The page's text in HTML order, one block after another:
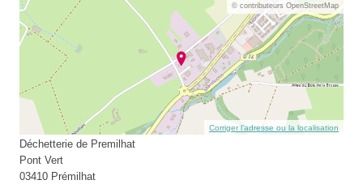
© contributeurs OpenStreetMap
Corriger l’adresse ou la localisation
Déchetterie de Premilhat
Pont Vert
03410 Prémilhat